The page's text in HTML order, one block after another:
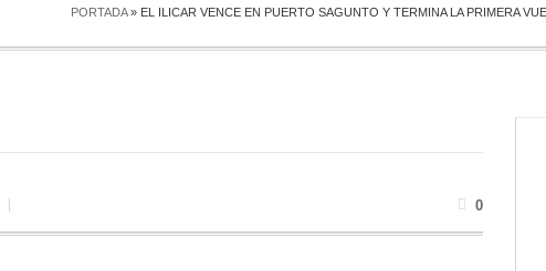
PORTADA» EL ILICAR VENCE EN PUERTO SAGUNTO Y TERMINA LA PRIMERA
0